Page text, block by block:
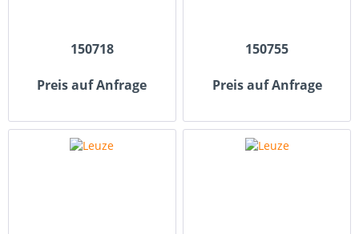
150718
Preis auf Anfrage
150755
Preis auf Anfrage